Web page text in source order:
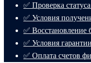
✅ Проверка статуса
✅ Условия
✅ Восстановление
✅ Условия гарантии
✅ Оплата счетов